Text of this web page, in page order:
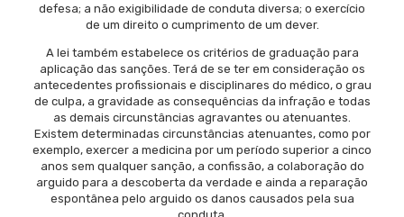
defesa; a não exigibilidade de conduta diversa; o exercício
de um direito o cumprimento de um dever.
A lei também estabelece os critérios de graduação para
aplicação das sanções. Terá de se ter em consideração os
antecedentes profissionais e disciplinares do médico, o grau
de culpa, a gravidade as consequências da infração e todas
as demais circunstâncias agravantes ou atenuantes.
Existem determinadas circunstâncias atenuantes, como por
exemplo, exercer a medicina por um período superior a cinco
anos sem qualquer sanção, a confissão, a colaboração do
arguido para a descoberta da verdade e ainda a reparação
espontânea pelo arguido os danos causados pela sua